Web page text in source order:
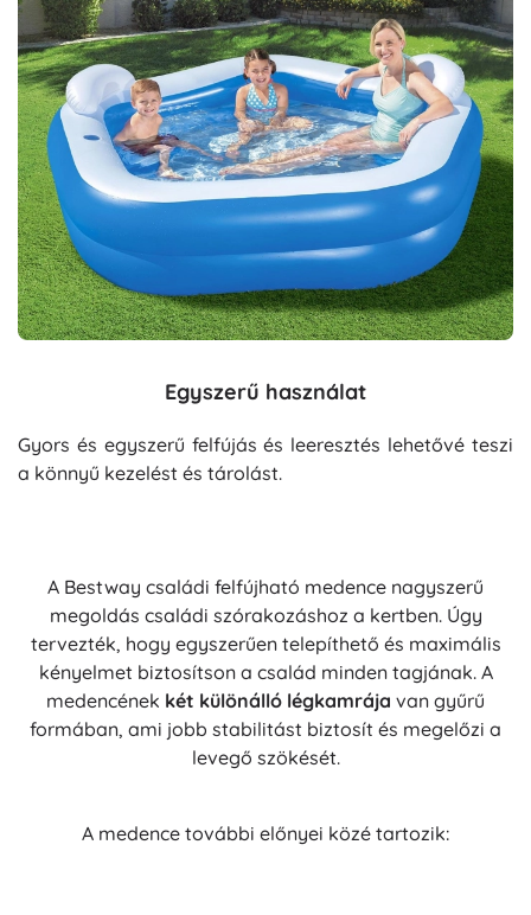
Egyszerű használat
Gyors és egyszerű felfújás és leeresztés lehetővé teszi
a könnyű kezelést és tárolást.
A Bestway családi felfújható medence nagyszerű
megoldás családi szórakozáshoz a kertben. Úgy
tervezték, hogy egyszerűen telepíthető és maximális
kényelmet biztosítson a család minden tagjának. A
medencének két különálló légkamrája van gyűrű
formában, ami jobb stabilitást biztosít és megelőzi a
levegő szökését.
A medence további előnyei közé tartozik: